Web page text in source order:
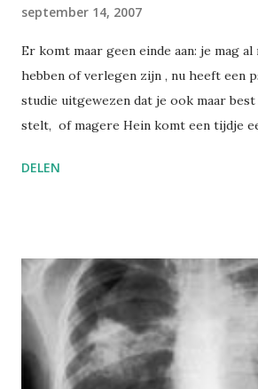
september 14, 2007
Er komt maar geen einde aan: je mag
hebben of verlegen zijn , nu heeft een
studie uitgewezen dat je ook maar
stelt, of magere Hein komt een tijdje
is. Het onderzoek staat in de Health
dan hun rommelige tegenpolen.
of honderd dozijn mensen wel achter
hebben die gasten psychologen niets
zo zie je maar weer, bij zelfs de gekste
er iets interessants uit de bus komen.
DELEN